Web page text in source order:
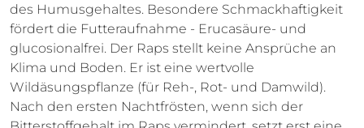
des Humusgehaltes. Besondere Schmackhaftigkeit
fördert die Futteraufnahme - Erucasäure- und
glucosionalfrei. Der Raps stellt keine Ansprüche an
Klima und Boden. Er ist eine wertvolle
Wildäsungspflanze (für Reh-, Rot- und Damwild).
Nach den ersten Nachtfrösten, wenn sich der